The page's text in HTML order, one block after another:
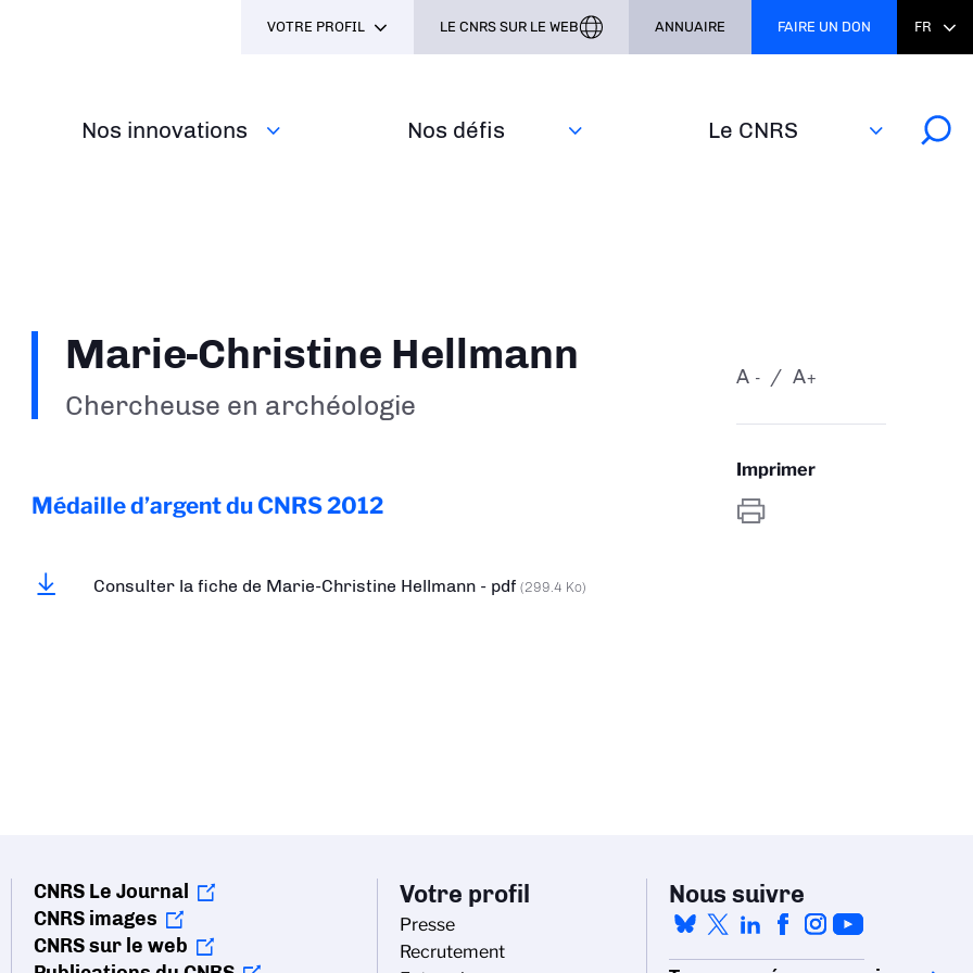
Nos innovations Nos défis‎ Le CNRS
VOTRE PROFIL LE CNRS SUR LE WEB ANNUAIRE FAIRE UN DON FR
Marie-Christine Hellmann
Chercheuse en archéologie
Médaille d’argent du CNRS2012
Consulter la fiche de Marie-Christine Hellmann - pdf(299.4 Ko)
-
A +
A
Imprimer
CNRS Le Journal
CNRS images
CNRS sur le web
Votre profil
Presse
Recrutement
Nous suivre